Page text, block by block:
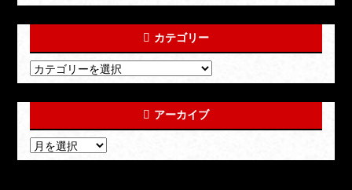
カテゴリー
アーカイブ